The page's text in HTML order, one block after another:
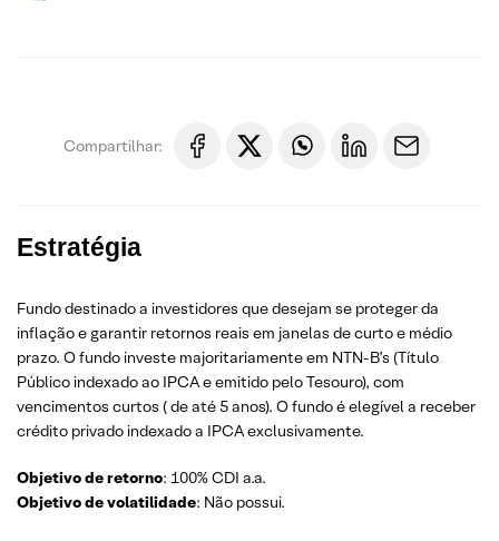
Compartilhar:
Estratégia
Fundo destinado a investidores que desejam se proteger da
inflação e garantir retornos reais em janelas de curto e médio
prazo. O fundo investe majoritariamente em NTN-B’s (Título
Público indexado ao IPCA e emitido pelo Tesouro), com
vencimentos curtos ( de até 5 anos). O fundo é elegível a receber
crédito privado indexado a IPCA exclusivamente.
Objetivo de retorno: 100% CDI a.a.
Objetivo de volatilidade: Não possui.